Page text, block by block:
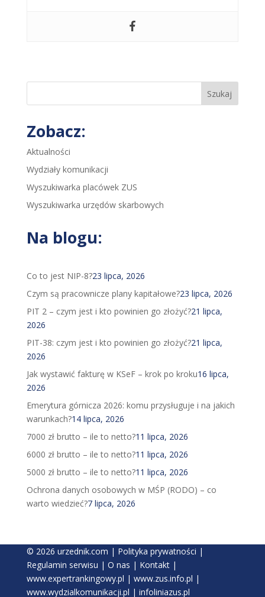
Szukaj
Zobacz:
Aktualności
Wydziały komunikacji
Wyszukiwarka placówek ZUS
Wyszukiwarka urzędów skarbowych
Na blogu:
Co to jest NIP-8?23 lipca, 2026
Czym są pracownicze plany kapitałowe?23 lipca, 2026
PIT 2 – czym jest i kto powinien go złożyć?21 lipca,
2026
PIT-38: czym jest i kto powinien go złożyć?21 lipca,
2026
Jak wystawić fakturę w KSeF – krok po kroku16 lipca,
2026
Emerytura górnicza 2026: komu przysługuje i na jakich
warunkach?14 lipca, 2026
7000 zł brutto – ile to netto?11 lipca, 2026
6000 zł brutto – ile to netto?11 lipca, 2026
5000 zł brutto – ile to netto?11 lipca, 2026
Ochrona danych osobowych w MŚP (RODO) – co
warto wiedzieć?7 lipca, 2026
© 2026 urzednik.com | Polityka prywatności |
Regulamin serwisu | O nas | Kontakt|
www.expertrankingowy.pl | www.zus.info.pl |
www.wydzialkomunikacji.pl | infoliniazus.pl